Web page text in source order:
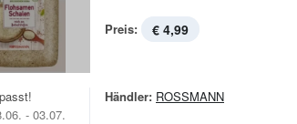
Preis: € 4,99
- 03.07.
Händler: ROSSMANN